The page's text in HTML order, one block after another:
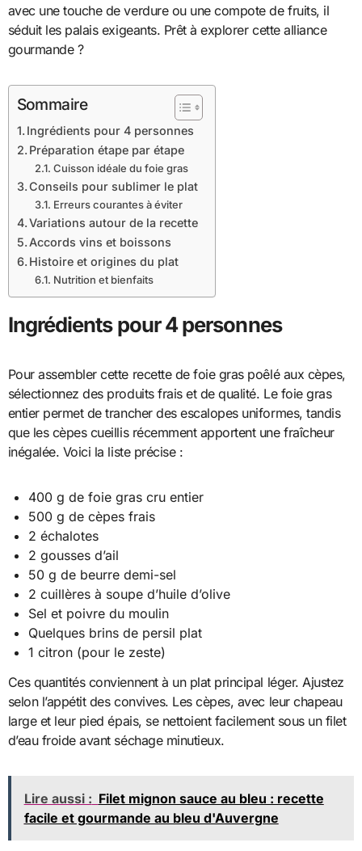
avec une touche de verdure ou une compote de fruits, il
séduit les palais exigeants. Prêt à explorer cette alliance
gourmande ?
Sommaire
Ingrédients pour 4 personnes
Préparation étape par étape
Cuisson idéale du foie gras
Conseils pour sublimer le plat
Erreurs courantes à éviter
Variations autour de la recette
Accords vins et boissons
Histoire et origines du plat
Nutrition et bienfaits
Ingrédients pour 4 personnes
Pour assembler cette recette de foie gras poêlé aux cèpes,
sélectionnez des produits frais et de qualité. Le foie gras
entier permet de trancher des escalopes uniformes, tandis
que les cèpes cueillis récemment apportent une fraîcheur
inégalée. Voici la liste précise :
400 g de foie gras cru entier
500 g de cèpes frais
2 échalotes
2 gousses d’ail
50 g de beurre demi-sel
2 cuillères à soupe d’huile d’olive
Sel et poivre du moulin
Quelques brins de persil plat
1 citron (pour le zeste)
Ces quantités conviennent à un plat principal léger. Ajustez
selon l’appétit des convives. Les cèpes, avec leur chapeau
large et leur pied épais, se nettoient facilement sous un filet
d’eau froide avant séchage minutieux.
Lire aussi : Filet mignon sauce au bleu : recette
facile et gourmande au bleu d'Auvergne